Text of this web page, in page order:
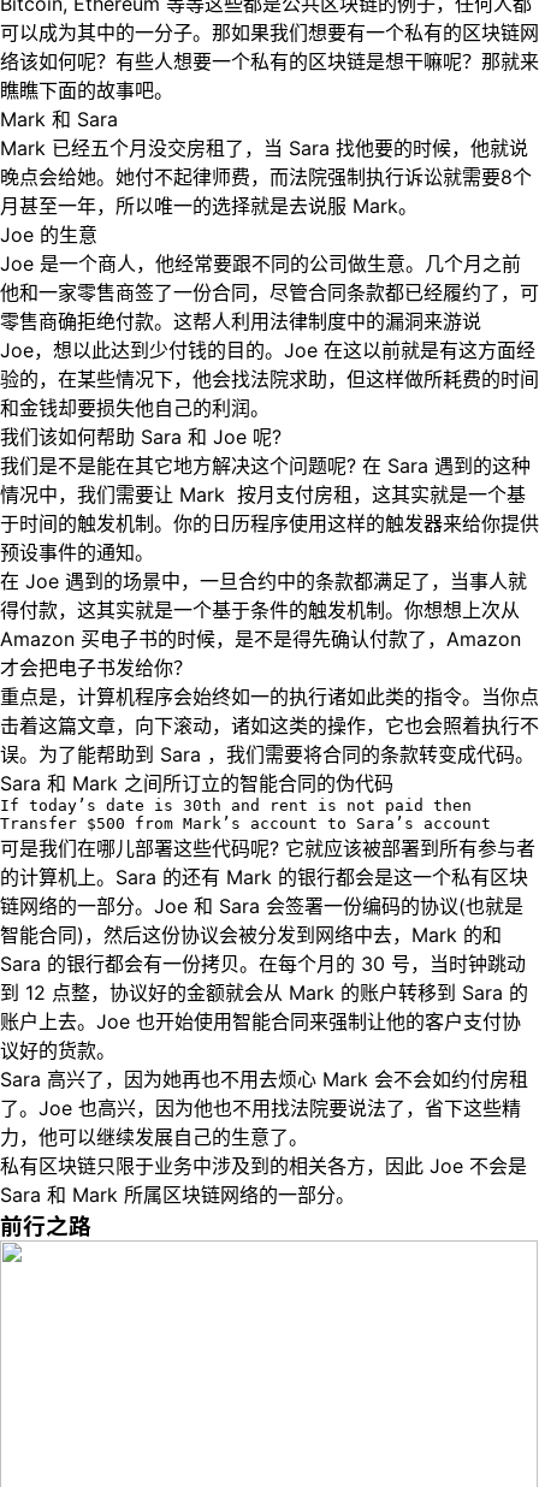
可以成为其中的一分子。那如果我们想要有一个私有的区块链网
络该如何呢？有些人想要一个私有的区块链是想干嘛呢？那就来
瞧瞧下面的故事吧。
Mark 和 Sara
Mark 已经五个月没交房租了，当 Sara 找他要的时候，他就说
晚点会给她。她付不起律师费，而法院强制执行诉讼就需要8个
月甚至一年，所以唯一的选择就是去说服 Mark。
Joe 的生意
Joe 是一个商人，他经常要跟不同的公司做生意。几个月之前
他和一家零售商签了一份合同，尽管合同条款都已经履约了，可
零售商确拒绝付款。这帮人利用法律制度中的漏洞来游说
Joe，想以此达到少付钱的目的。Joe 在这以前就是有这方面经
验的，在某些情况下，他会找法院求助，但这样做所耗费的时间
和金钱却要损失他自己的利润。
我们该如何帮助 Sara 和 Joe 呢?
我们是不是能在其它地方解决这个问题呢? 在 Sara 遇到的这种
情况中，我们需要让 Mark 按月支付房租，这其实就是一个基
于时间的触发机制。你的日历程序使用这样的触发器来给你提供
预设事件的通知。
在 Joe 遇到的场景中，一旦合约中的条款都满足了，当事人就
得付款，这其实就是一个基于条件的触发机制。你想想上次从
Amazon 买电子书的时候，是不是得先确认付款了，Amazon
才会把电子书发给你？
重点是，计算机程序会始终如一的执行诸如此类的指令。当你点
击着这篇文章，向下滚动，诸如这类的操作，它也会照着执行不
误。为了能帮助到 Sara ，我们需要将合同的条款转变成代码。
Sara 和 Mark 之间所订立的智能合同的伪代码
If today’s date is 30th and rent is not paid then
Transfer $500 from Mark’s account to Sara’s account
可是我们在哪儿部署这些代码呢? 它就应该被部署到所有参与者
的计算机上。Sara 的还有 Mark 的银行都会是这一个私有区块
链网络的一部分。Joe 和 Sara 会签署一份编码的协议(也就是
智能合同)，然后这份协议会被分发到网络中去，Mark 的和
Sara 的银行都会有一份拷贝。在每个月的 30 号，当时钟跳动
到 12 点整，协议好的金额就会从 Mark 的账户转移到 Sara 的
账户上去。Joe 也开始使用智能合同来强制让他的客户支付协
议好的货款。
Sara 高兴了，因为她再也不用去烦心 Mark 会不会如约付房租
了。Joe 也高兴，因为他也不用找法院要说法了，省下这些精
力，他可以继续发展自己的生意了。
私有区块链只限于业务中涉及到的相关各方，因此 Joe 不会是
Sara 和 Mark 所属区块链网络的一部分。
前行之路